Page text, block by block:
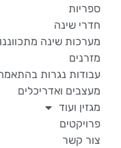
ספריות
חדרי שינה
מערכות שינה
מזרנים
עבודות נגרות
מעצבים ואדריכלים
מגזין ועוד
פרויקטים
צור קשר